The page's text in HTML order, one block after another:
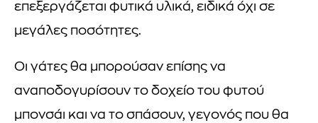
επεξεργάζεται φυτικά υλικά, ειδικά όχι σε
μεγάλες ποσότητες.
Οι γάτες θα μπορούσαν επίσης να
αναποδογυρίσουν το δοχείο του φυτού
μπονσάι και να το σπάσουν, γεγονός που θα